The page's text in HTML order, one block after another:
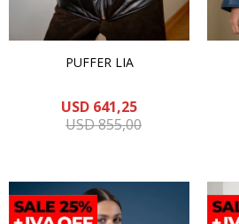
PUFFER LIA
USD 641,25
USD855,00